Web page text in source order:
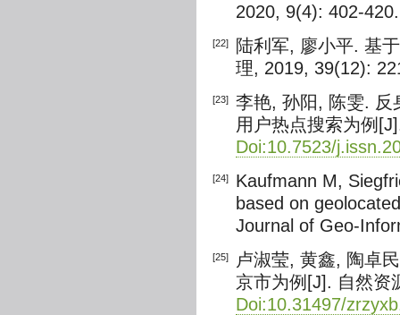
2020, 9(4): 402-
[22]
陆利军, 廖小平. 基
理, 2019, 39(12):
[23]
李艳, 孙阳, 陈雯. 反
用户热点搜索为例
Doi:10.7523/
[24]
Kaufmann M,
based on
Journal of Geo-
[25]
卢淑莹, 黄鑫, 陶卓
京市为例[J]. 自然资
Doi:10.31497/